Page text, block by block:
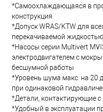
*Самоохлаждающаяся в
конструкция
*Допуск WRAS/KTW для
перекачиваемой жидкостью
*Насосы серии Multivert
электродвигателем с
бесшумной работы
*Уровень шума макс. на 20
при одинаковой
*Детали, контактирующие
*Удобный в эксплуатации